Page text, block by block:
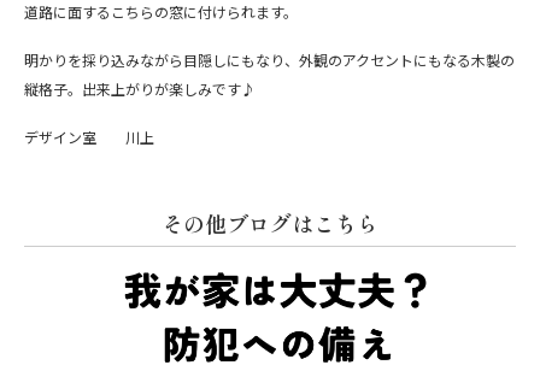
道路に面するこちらの窓に付けられます。
明かりを採り込みながら目隠しにもなり、外観のアクセントにもなる木製の
縦格子。出来上がりが楽しみです♪
デザイン室 川上
その他ブログはこちら